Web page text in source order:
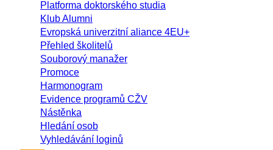
Platforma doktorského studia
Klub Alumni
Evropská univerzitní aliance 4EU+
Přehled školitelů
Souborový manažer
Promoce
Harmonogram
Evidence programů CŽV
Nástěnka
Hledání osob
Vyhledávání loginů